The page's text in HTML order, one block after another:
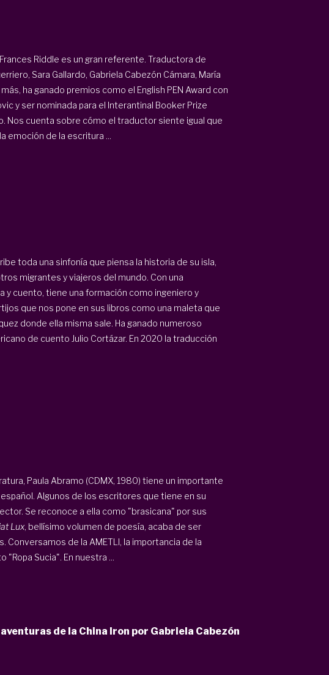
Riddle es un gran referente. Traductora de
Sara Gallardo, Gabriela Cabezón Cámara, María
ha ganado premios como el English PEN Award con
y ser nominada para el Interantinal Booker Prize
Nos cuenta sobre cómo el traductor siente igual que
emoción de la escritura ...
toda una sinfonía que piensa la historia de su isla,
migrantes y viajeros del mundo. Con una
y cuento, tiene una formación como ingeniero y
que nos pone en sus libros como una maleta que
donde ella misma sale. Ha ganado numeroso
de cuento Julio Cortázar. En 2020 la traducción
Paula Abramo (CDMX, 1980) tiene un importante
Algunos de los escritores que tiene en su
Se reconoce a ella como "brasicana" por sus
Lux, bellísimo volumen de poesía, acaba de ser
Conversamos de la AMETLI, la importancia de la
Sucia". En nuestra ...
de la China Iron por Gabriela Cabezón